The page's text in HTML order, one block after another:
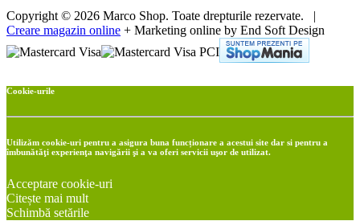
Copyright © 2026 Marco Shop. Toate drepturile rezervate. |
Creare magazin online + Marketing online by End Soft Design
Cookie-urile
Utilizăm cookie-uri pentru a asigura buna funcționare a acestui site dar si pentru a
îmbunătăţi experienţa navigării şi a va oferi servicii uşor de utilizat.
Acceptare cookie-uri
Citește mai mult
Schimbă setările